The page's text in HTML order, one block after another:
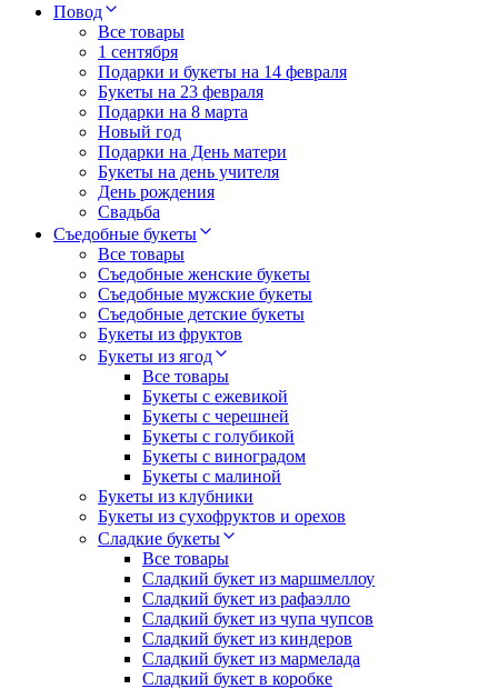
Повод
Все товары
1 сентября
Подарки и букеты на 14 февраля
Букеты на 23 февраля
Подарки на 8 марта
Новый год
Подарки на День матери
Букеты на день учителя
День рождения
Свадьба
Съедобные букеты
Все товары
Съедобные женские букеты
Съедобные мужские букеты
Съедобные детские букеты
Букеты из фруктов
Букеты из ягод
Все товары
Букеты с ежевикой
Букеты с черешней
Букеты с голубикой
Букеты с виноградом
Букеты с малиной
Букеты из клубники
Букеты из сухофруктов и орехов
Сладкие букеты
Все товары
Сладкий букет из маршмеллоу
Сладкий букет из рафаэлло
Сладкий букет из чупа чупсов
Сладкий букет из киндеров
Сладкий букет из мармелада
Сладкий букет в коробке